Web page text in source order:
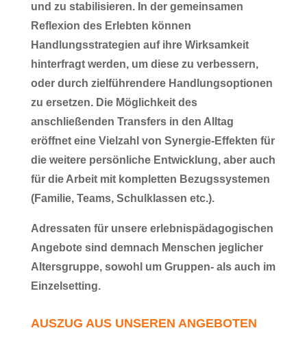
und zu stabilisieren. In der gemeinsamen
Reflexion des Erlebten können
Handlungsstrategien auf ihre Wirksamkeit
hinterfragt werden, um diese zu verbessern,
oder durch zielführendere Handlungsoptionen
zu ersetzen. Die Möglichkeit des
anschließenden Transfers in den Alltag
eröffnet eine Vielzahl von Synergie-Effekten für
die weitere persönliche Entwicklung, aber auch
für die Arbeit mit kompletten Bezugssystemen
(Familie, Teams, Schulklassen etc.).
Adressaten für unsere erlebnispädagogischen
Angebote sind demnach Menschen jeglicher
Altersgruppe, sowohl um Gruppen- als auch im
Einzelsetting.
AUSZUG AUS UNSEREN ANGEBOTEN